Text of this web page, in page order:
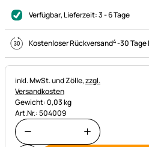
Verfügbar, Lieferzeit:3 - 6 Tage
Kostenloser Rückversand4-30 Tage
Steuerhinweis:
inkl. MwSt. und Zölle,zzgl.
Versandkosten
Gewicht: 0,03 kg
Art.Nr.: 504009